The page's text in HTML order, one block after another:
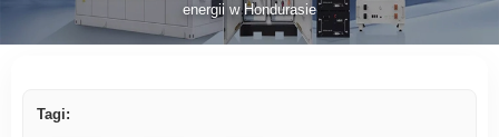
energii w Hondurasie
Tagi: